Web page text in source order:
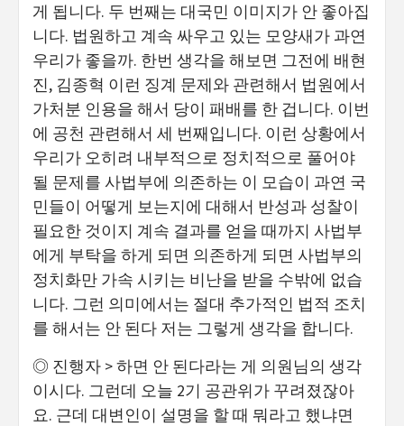
게 됩니다. 두 번째는 대국민 이미지가 안 좋아집
니다. 법원하고 계속 싸우고 있는 모양새가 과연
우리가 좋을까. 한번 생각을 해보면 그전에 배현
진, 김종혁 이런 징계 문제와 관련해서 법원에서
가처분 인용을 해서 당이 패배를 한 겁니다. 이번
에 공천 관련해서 세 번째입니다. 이런 상황에서
우리가 오히려 내부적으로 정치적으로 풀어야
될 문제를 사법부에 의존하는 이 모습이 과연 국
민들이 어떻게 보는지에 대해서 반성과 성찰이
필요한 것이지 계속 결과를 얻을 때까지 사법부
에게 부탁을 하게 되면 의존하게 되면 사법부의
정치화만 가속 시키는 비난을 받을 수밖에 없습
니다. 그런 의미에서는 절대 추가적인 법적 조치
를 해서는 안 된다 저는 그렇게 생각을 합니다.
◎ 진행자 > 하면 안 된다라는 게 의원님의 생각
이시다. 그런데 오늘 2기 공관위가 꾸려졌잖아
요. 근데 대변인이 설명을 할 때 뭐라고 했냐면